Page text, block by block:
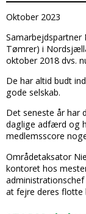
Oktober 2023
Samarbejdspartner
Tømrer) i
oktober 2018 dvs.
De har altid budt
gode selskab.
Det seneste år har
daglige adfærd og
medlemsscore
Områdetaksator
kontoret hos
at fejre deres flotte